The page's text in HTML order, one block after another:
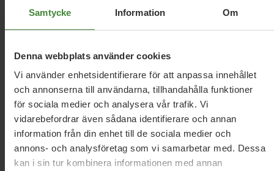
Samtycke Information Om
Denna webbplats använder cookies
Vi använder enhetsidentifierare för att anpassa innehållet
och annonserna till användarna, tillhandahålla funktioner
för sociala medier och analysera vår trafik. Vi
vidarebefordrar även sådana identifierare och annan
information från din enhet till de sociala medier och
annons- och analysföretag som vi samarbetar med. Dessa
kan i sin tur kombinera informationen med annan
förtryck?
Vi vill stärka kunskapen om hedersnormer i skolan och
förbättra myndigheters samverkan kring familjer där
utomlands ska få starkare skydd, och barn som blivit
bortgifta utomlands ska få bättre hjälp att komma hem.
Ingen ska tvingas stanna i en förtryckande relation av